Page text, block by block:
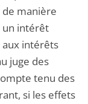
manière
un intérêt
aux intérêts
juge des
tenu des
si les effets